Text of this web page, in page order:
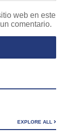
web en este
comentario.
EXPLORE ALL